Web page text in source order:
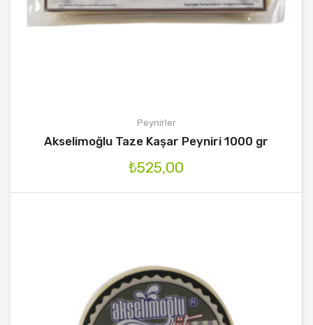
Peynirler
Akselimoğlu Taze Kaşar Peyniri 1000 gr
₺525,00